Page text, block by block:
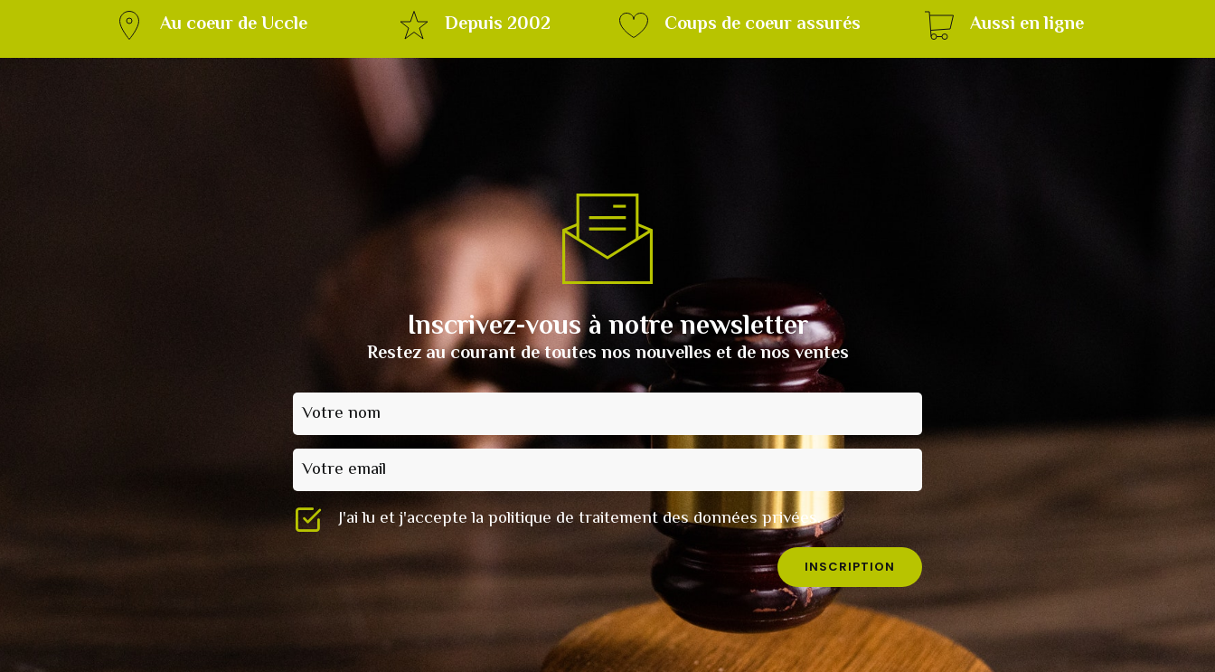
Au coeur de Uccle Depuis 2002 Coups de coeur assurés Aussi en ligne
Inscrivez-vous à notre newsletter
Restez au courant de toutes nos nouvelles et de nos ventes
Votre nom
Votre email
J'ai lu et j'accepte la politique de traitement des données privées.
INSCRIPTION